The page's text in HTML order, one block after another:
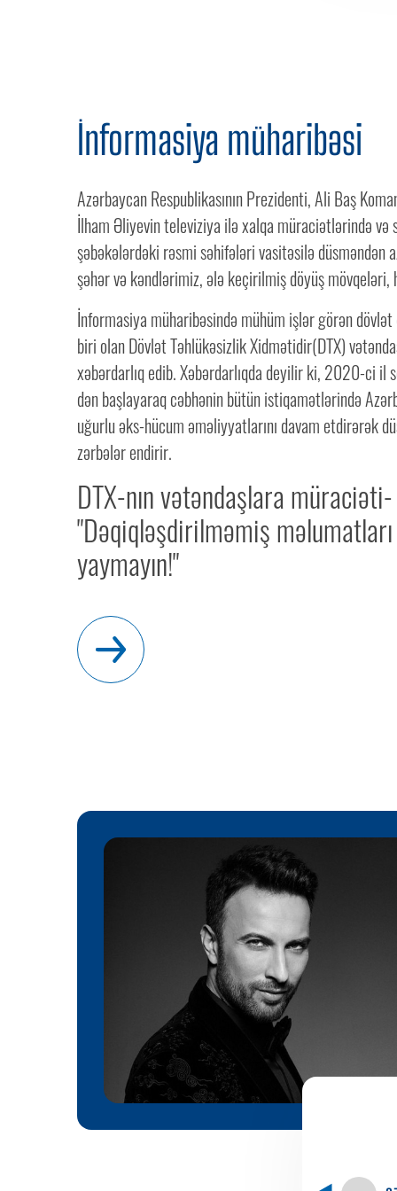
İnformasiya müharibəsi
DTX-nın vətəndaşlara müraciəti-
"Dəqiqləşdirilməmiş məlumatları
yaymayın!"
İnformasiya müharibəsində mühüm işlər görən dövlət
biri olan Dövlət Təhlükəsizlik Xidmətidir(DTX)
xəbərdarlıq edib. Xəbərdarlıqda deyilir ki, 2020-ci il
dən başlayaraq cəbhənin bütün istiqamətlərində
uğurlu əks-hücum əməliyyatlarını davam etdirərək
zərbələr endirir.
Azərbaycan Respublikasının Prezidenti, Ali Baş
İlham Əliyevin televiziya ilə xalqa müraciətlərində və
şəbəkələrdəki rəsmi səhifələri vasitəsilə düsməndən
şəhər və kəndlərimiz, ələ keçirilmiş döyüş mövqeləri,